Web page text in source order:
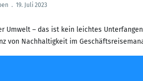
. 19. Juli 2023
Umwelt – das ist kein leichtes
von Nachhaltigkeit im